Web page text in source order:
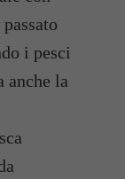
i pesci
anche la